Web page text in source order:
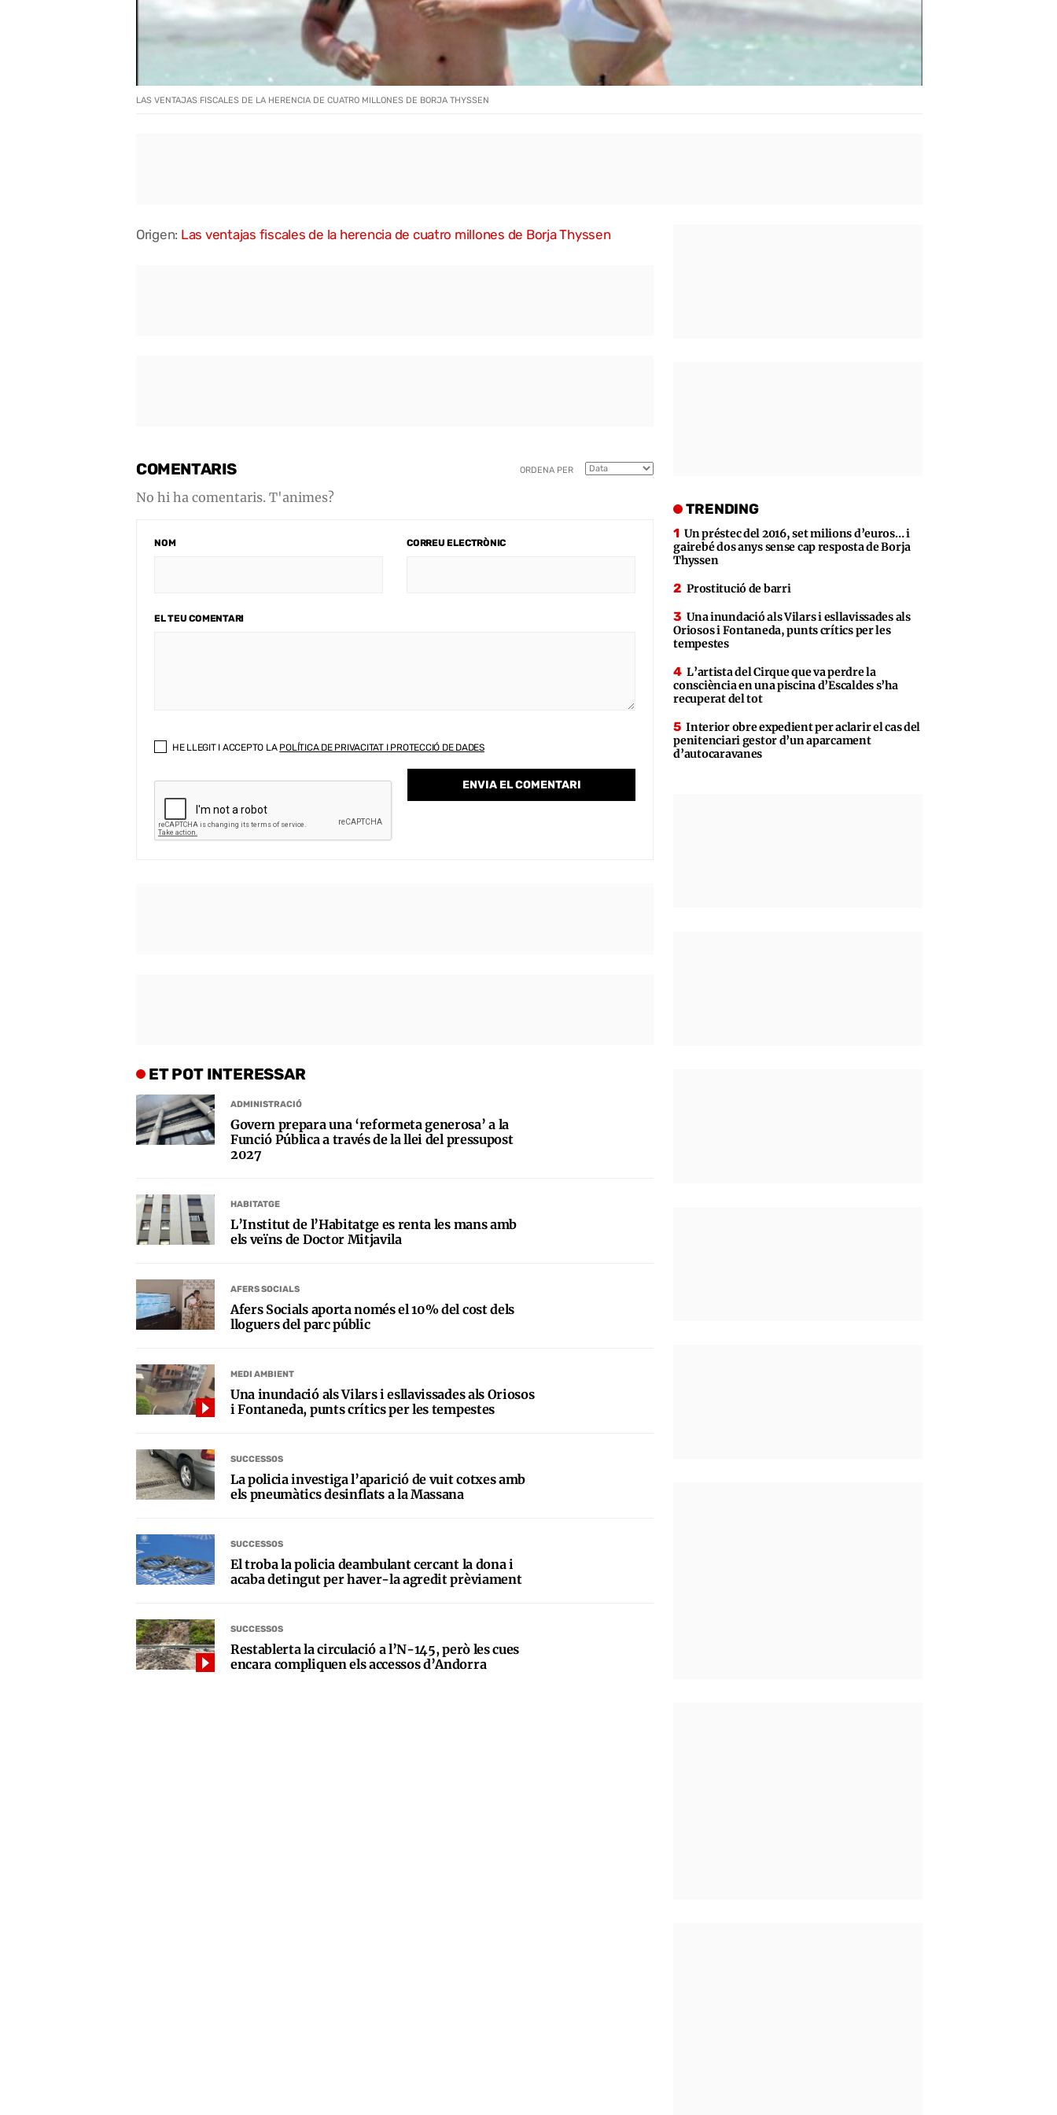
LAS VENTAJAS FISCALES DE LA HERENCIA DE CUATRO MILLONES DE BORJA THYSSEN
Origen: Las ventajas fiscales de la herencia de cuatro millones de Borja Thyssen
COMENTARIS ORDENA PER
No hi ha comentaris. T'animes?
NOM CORREU ELECTRÒNIC
EL TEU COMENTARI
HE LLEGIT I ACCEPTO LA POLÍTICA DE PRIVACITAT I PROTECCIÓ DE DADES
ET POT INTERESSAR
ADMINISTRACIÓ
Govern prepara una ‘reformeta generosa’ a la
Funció Pública a través de la llei del pressupost
2027
HABITATGE
L’Institut de l’Habitatge es renta les mans amb
els veïns de Doctor Mitjavila
AFERS SOCIALS
Afers Socials aporta només el 10% del cost dels
lloguers del parc públic
MEDI AMBIENT
Una inundació als Vilars i esllavissades als Oriosos
i Fontaneda, punts crítics per les tempestes
SUCCESSOS
La policia investiga l’aparició de vuit cotxes amb
els pneumàtics desinflats a la Massana
SUCCESSOS
El troba la policia deambulant cercant la dona i
acaba detingut per haver-la agredit prèviament
SUCCESSOS
Restablerta la circulació a l’N-145, però les cues
encara compliquen els accessos d’Andorra
TRENDING
Un préstec del 2016, set milions d’euros… i
gairebé dos anys sense cap resposta de Borja
Thyssen
Prostitució de barri
Una inundació als Vilars i esllavissades als
Oriosos i Fontaneda, punts crítics per les
tempestes
L’artista del Cirque que va perdre la
consciència en una piscina d’Escaldes s’ha
recuperat del tot
Interior obre expedient per aclarir el cas del
penitenciari gestor d’un aparcament
d’autocaravanes